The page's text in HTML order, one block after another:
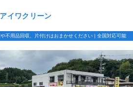
不用品回収、片付けはおまかせください | 全国対応可能
アイワクリーン